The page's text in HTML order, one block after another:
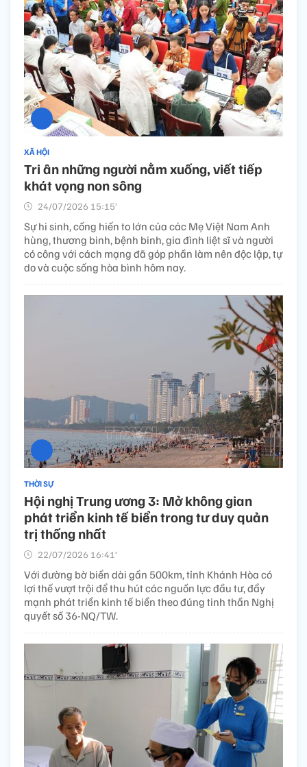
XÃ HỘI
Tri ân những người nằm xuống, viết tiếp
khát vọng non sông
24/07/2026 15:15’
Sự hi sinh, cống hiến to lớn của các Mẹ Việt Nam Anh
hùng, thương binh, bệnh binh, gia đình liệt sĩ và người
có công với cách mạng đã góp phần làm nên độc lập, tự
do và cuộc sống hòa bình hôm nay.
THỜI SỰ
Hội nghị Trung ương 3: Mở không gian
phát triển kinh tế biển trong tư duy quản
trị thống nhất
22/07/2026 16:41’
Với đường bờ biển dài gần 500km, tỉnh Khánh Hòa có
lợi thế vượt trội để thu hút các nguồn lực đầu tư, đẩy
mạnh phát triển kinh tế biển theo đúng tinh thần Nghị
quyết số 36-NQ/TW.